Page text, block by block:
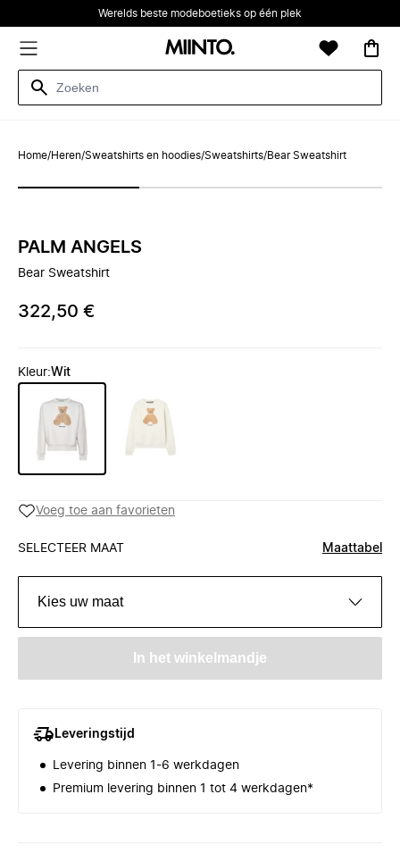
Werelds beste modeboetieks op één plek
Home/Heren/Sweatshirts en hoodies/Sweatshirts/Bear Sweatshirt
PALM ANGELS
Bear Sweatshirt
322,50 €
Kleur:Wit
Voeg toe aan favorieten
SELECTEER MAAT Maattabel
Kies uw maat
In het winkelmandje
Leveringstijd
Levering binnen 1-6 werkdagen
Premium levering binnen 1 tot 4 werkdagen*